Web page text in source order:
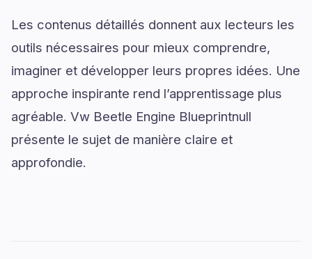
Les contenus détaillés donnent aux lecteurs les
outils nécessaires pour mieux comprendre,
imaginer et développer leurs propres idées. Une
approche inspirante rend l’apprentissage plus
agréable. Vw Beetle Engine Blueprintnull
présente le sujet de manière claire et
approfondie.